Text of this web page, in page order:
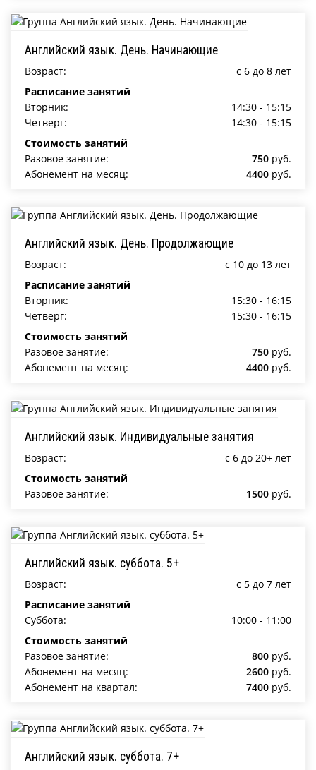
Английский язык. День. Начинающие
Возраст:
c 6 до 8 лет
Расписание занятий
Вторник:
14:30 - 15:15
Четверг:
14:30 - 15:15
Стоимость занятий
Разовое занятие:
750 руб.
Абонемент на месяц:
4400 руб.
Английский язык. День. Продолжающие
Возраст:
c 10 до 13 лет
Расписание занятий
Вторник:
15:30 - 16:15
Четверг:
15:30 - 16:15
Стоимость занятий
Разовое занятие:
750 руб.
Абонемент на месяц:
4400 руб.
Английский язык. Индивидуальные занятия
Возраст:
c 6 до 20+ лет
Стоимость занятий
Разовое занятие:
1500 руб.
Английский язык. суббота. 5+
Возраст:
c 5 до 7 лет
Расписание занятий
Суббота:
10:00 - 11:00
Стоимость занятий
Разовое занятие:
800 руб.
Абонемент на месяц:
2600 руб.
Абонемент на квартал:
7400 руб.
Английский язык. суббота. 7+